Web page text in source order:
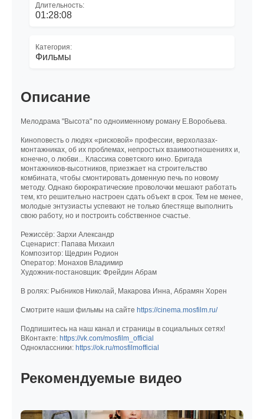
Длительность:
01:28:08
Категория:
Фильмы
Описание
Мелодрама "Высота" по одноименному роману Е.Воробьева.
Киноповесть о людях «рисковой» профессии, верхолазах-
монтажниках, об их проблемах, непростых взаимоотношениях и,
конечно, о любви... Классика советского кино. Бригада
монтажников-высотников, приезжает на строительство
комбината, чтобы смонтировать доменную печь по новому
методу. Однако бюрократические проволочки мешают работать
тем, кто решительно настроен сдать объект в срок. Тем не менее,
молодые энтузиасты успевают не только блестяще выполнить
свою работу, но и построить собственное счастье.
Режиссёр: Зархи Александр
Сценарист: Папава Михаил
Композитор: Щедрин Родион
Оператор: Монахов Владимир
Художник-постановщик: Фрейдин Абрам
В ролях: Рыбников Николай, Макарова Инна, Абрамян Хорен
Смотрите наши фильмы на сайте https://cinema.mosfilm.ru/
Подпишитесь на наш канал и страницы в социальных сетях!
ВКонтакте: https://vk.com/mosfilm_official
Одноклассники: https://ok.ru/mosfilmofficial
Рекомендуемые видео